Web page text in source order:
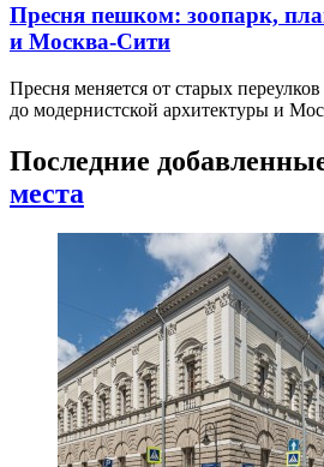
Пресня пешком: зоопарк,
и Москва-Сити
Пресня меняется от старых
до модернистской архитектуры и
Последние
места